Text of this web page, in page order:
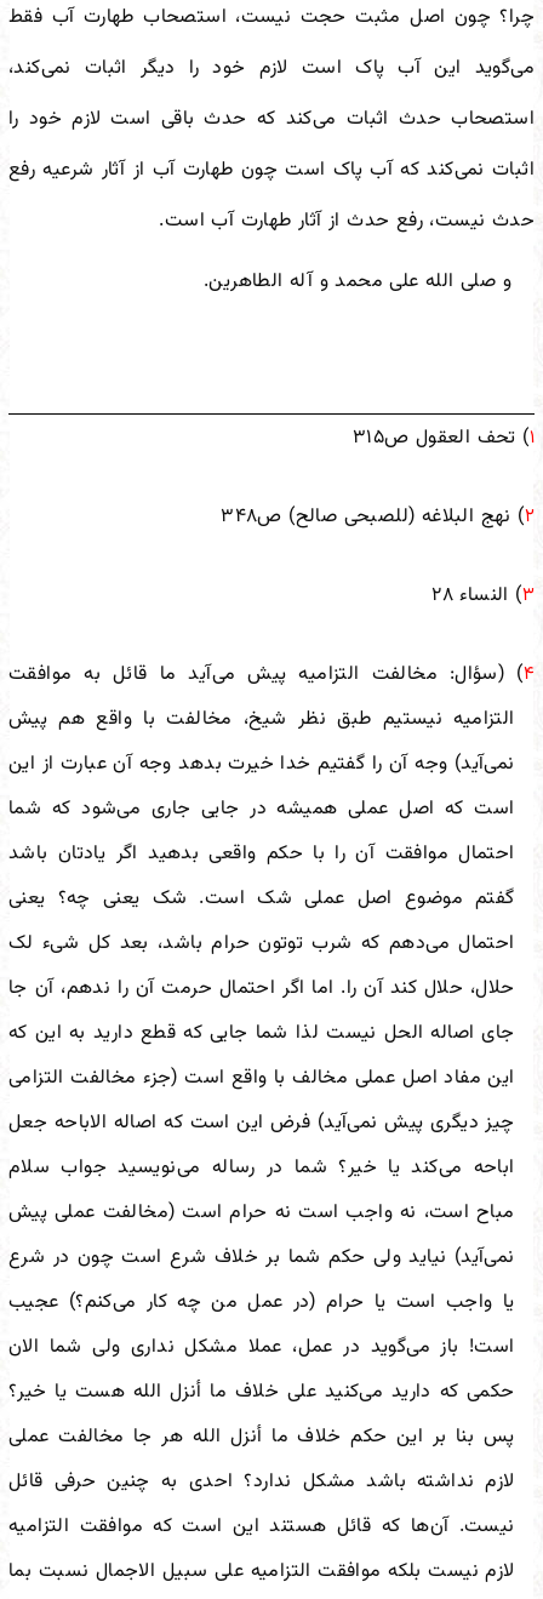
چرا؟ چون اصل مثبت حجت نیست، استصحاب طهارت آب فقط
می‌گوید این آب پاک است لازم خود را دیگر اثبات نمی‌کند،
استصحاب حدث اثبات می‌کند که حدث باقی است لازم خود را
اثبات نمی‌کند که آب پاک است چون طهارت آب از آثار شرعیه رفع
حدث نیست، رفع حدث از آثار طهارت آب است.
و صلی الله علی محمد و آله الطاهرین.
۱) تحف العقول ص۳۱۵
۲) نهج البلاغه (للصبحی صالح) ص۳۴۸
۳) النساء ۲۸
۴) (سؤال: مخالفت التزامیه پیش می‌آید ما قائل به موافقت
التزامیه نیستیم طبق نظر شیخ، مخالفت با واقع هم پیش
نمی‌آید) وجه آن را گفتیم خدا خیرت بدهد وجه آن عبارت از این
است که اصل عملی همیشه در جایی جاری می‌شود که شما
احتمال موافقت آن را با حکم واقعی بدهید اگر یادتان باشد
گفتم موضوع اصل عملی شک است. شک یعنی چه؟ یعنی
احتمال می‌دهم که شرب توتون حرام باشد، بعد کل شیء لک
حلال، حلال کند آن را. اما اگر احتمال حرمت آن را ندهم، آن جا
جای اصاله الحل نیست لذا شما جایی که قطع دارید به این که
این مفاد اصل عملی مخالف با واقع است (جزء مخالفت التزامی
چیز دیگری پیش نمی‌آید) فرض این است که اصاله الاباحه جعل
اباحه می‌کند یا خیر؟ شما در رساله می‌نویسید جواب سلام
مباح است، نه واجب است نه حرام است (مخالفت عملی پیش
نمی‌آید) نیاید ولی حکم شما بر خلاف شرع است چون در شرع
یا واجب است یا حرام (در عمل من چه کار می‌کنم؟) عجیب
است! باز می‌گوید در عمل، عملا مشکل نداری ولی شما الان
حکمی که دارید می‌کنید علی خلاف ما أنزل الله هست یا خیر؟
پس بنا بر این حکم خلاف ما أنزل الله هر جا مخالفت عملی
لازم نداشته باشد مشکل ندارد؟ احدی به چنین حرفی قائل
نیست. آن‌ها که قائل هستند این است که موافقت التزامیه
لازم نیست بلکه موافقت التزامیه علی سبیل الاجمال نسبت بما